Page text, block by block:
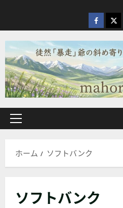
を
ス
キ
ッ
プ
facebook
X
メ
ン
ー
ホーム ソフトバンク
ソフトバンク